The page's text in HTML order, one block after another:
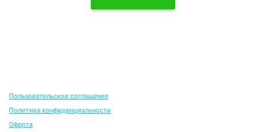
Пользовательское соглашение
Политика конфиденциальности
Оферта